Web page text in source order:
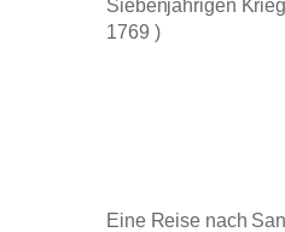
Siebenjährigen
1769 )
Eine Reise nach